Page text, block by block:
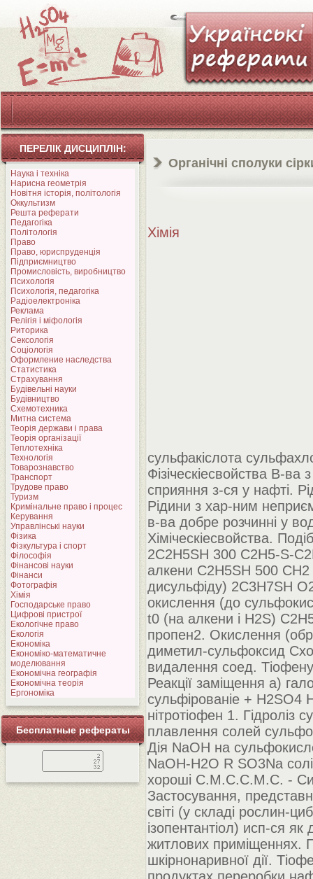
ПЕРЕЛІК ДИСЦИПЛІН:
Наука і техніка
Нарисна геометрія
Новітня історія, політологія
Оккультизм
Решта реферати
Педагогіка
Політологія
Право
Право, юриспруденція
Підприємництво
Промисловість, виробництво
Психологія
Психологія, педагогіка
Радіоелектроніка
Реклама
Релігія і міфологія
Риторика
Сексологія
Соціологія
Оформление наследства
Статистика
Страхування
Будівельні науки
Будівництво
Схемотехника
Митна система
Теорія держави і права
Теорія організації
Теплотехніка
Технологія
Товарознавство
Транспорт
Трудове право
Туризм
Кримінальне право і процес
Керування
Управлінські науки
Фізика
Фізкультура і спорт
Філософія
Фінансові науки
Фінанси
Фотографія
Хімія
Господарське право
Цифрові пристрої
Екологічне право
Екологія
Економіка
Економіко-математичне
моделювання
Економічна географія
Економічна теорія
Ергономіка
Бесплатные рефераты
Органічні сполуки
Хімія
сульфакіслота
Фізіческіесвойства В-
сприяння з-ся у нафті.
Рідини з хар-ним
в-ва добре розчинні у
Хіміческіесвойства.
2C2H5SH 300 C2H5-S-
алкени C2H5SH 500
дисульфіду) 2C3H7SH
окислення (до
t0 (на алкени і H2S)
пропен2. Окислення
диметил-сульфоксид
видалення соед.
Реакції заміщення а)
сульфірованіе + H2SO4
нітротіофен 1.
плавлення солей
Дія NaOH на
NaOH-H2O R SO3Na
хороші С.М.С.С.М.С. -
Застосування,
світі (у складі рослин-
ізопентантіол) исп-ся
житлових приміщеннях.
шкірнонаривної дії.